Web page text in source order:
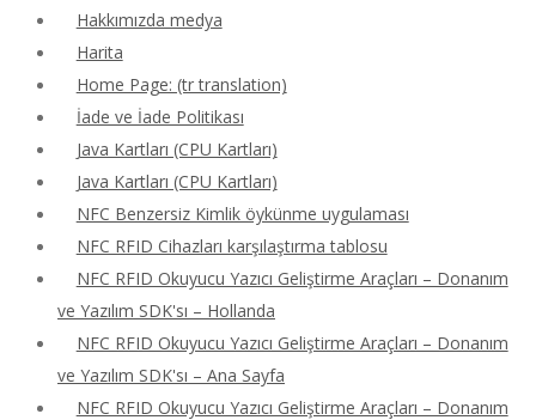
Hakkımızda medya
Harita
Home Page: (tr translation)
İade ve İade Politikası
Java Kartları (CPU Kartları)
Java Kartları (CPU Kartları)
NFC Benzersiz Kimlik öykünme uygulaması
NFC RFID Cihazları karşılaştırma tablosu
NFC RFID Okuyucu Yazıcı Geliştirme Araçları – Donanım
ve Yazılım SDK'sı – Hollanda
NFC RFID Okuyucu Yazıcı Geliştirme Araçları – Donanım
ve Yazılım SDK'sı – Ana Sayfa
NFC RFID Okuyucu Yazıcı Geliştirme Araçları – Donanım